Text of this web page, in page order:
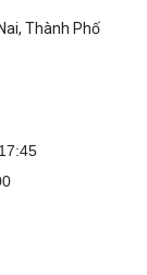
Thành Phố